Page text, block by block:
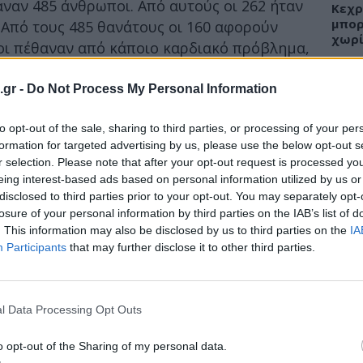
- Do Not Process My Personal Information
opt-out of the sale, sharing to third parties, or processing of your
for targeted advertising by us, please use the below opt-out
selection. Please note that after your opt-out request is processed
interest-based ads based on personal information utilized by us
to third parties prior to your opt-out. You may separately
of your personal information by third parties on the IAB’s list of
This information may also be disclosed by us to third parties on the
Participants that may further disclose it to other third parties.
Data Processing Opt Outs
opt-out of the Sharing of my personal data.
485 άνθρωποι. Από αυτούς οι 262 ήταν
Από τους 485 θανάτους οι 160 αφορούν
πέθαναν από κάποιο καρδιακό πρόβλημα,
περιπτώσεις.
(ποσοστό άνω του 65%) οφείλονται σε
επεισόδια.
προβλήματος σας λέμε το γήρας σαν
θανάτους στο ληξιαρχείο,
θανάτου δεν έχουν κάποιο ηλικιακό
αναγράφονται και αρκετοί νέοι